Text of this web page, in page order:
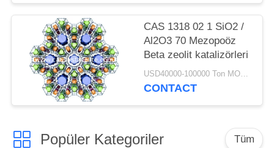
CAS 1318 02 1 SiO2 /
Al2O3 70 Mezopoöz
Beta zeolit ​​katalizörleri
USD40000-100000 Ton MOQ:1 kg
CONTACT
Popüler Kategoriler Tüm